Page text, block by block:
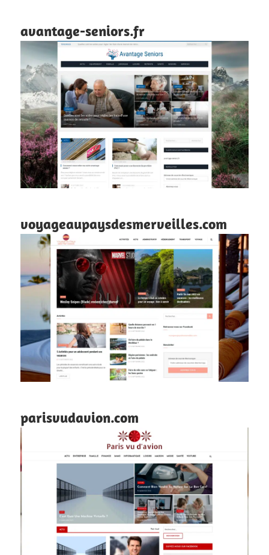
avantage-seniors.fr
voyageaupaysdesmerveilles.com
parisvudavion.com